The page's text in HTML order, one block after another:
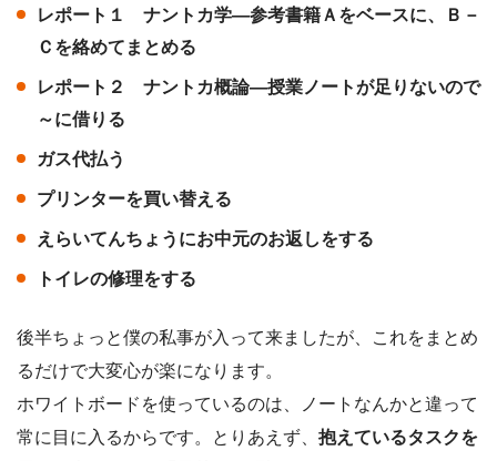
レポート１ ナントカ学―参考書籍Ａをベースに、Ｂ－
Ｃを絡めてまとめる
レポート２ ナントカ概論―授業ノートが足りないので
～に借りる
ガス代払う
プリンターを買い替える
えらいてんちょうにお中元のお返しをする
トイレの修理をする
後半ちょっと僕の私事が入って来ましたが、これをまとめ
るだけで大変心が楽になります。
ホワイトボードを使っているのは、ノートなんかと違って
常に目に入るからです。とりあえず、 抱えているタスクを